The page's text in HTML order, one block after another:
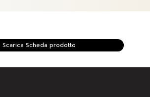
Scarica Scheda prodotto